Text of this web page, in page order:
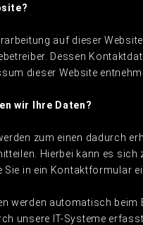
auf dieser
Dessen
dieser Website
wir Ihre Daten?
zum einen dadurch
Hierbei kann es sich
Sie in ein Kontaktformular
werden automatisch beim
unsere IT-Systeme